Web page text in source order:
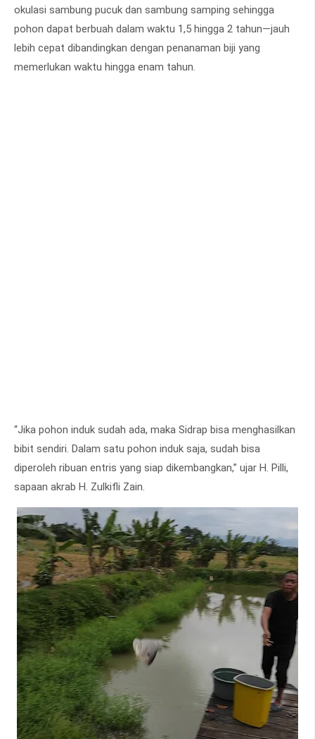
okulasi sambung pucuk dan sambung samping sehingga
pohon dapat berbuah dalam waktu 1,5 hingga 2 tahun—jauh
lebih cepat dibandingkan dengan penanaman biji yang
memerlukan waktu hingga enam tahun.
“Jika pohon induk sudah ada, maka Sidrap bisa menghasilkan
bibit sendiri. Dalam satu pohon induk saja, sudah bisa
diperoleh ribuan entris yang siap dikembangkan,” ujar H. Pilli,
sapaan akrab H. Zulkifli Zain.